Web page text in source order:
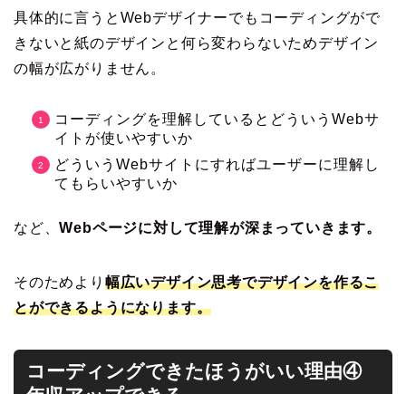
具体的に言うとWebデザイナーでもコーディングがで
きないと紙のデザインと何ら変わらないためデザイン
の幅が広がりません。
コーディングを理解しているとどういうWebサ
イトが使いやすいか
どういうWebサイトにすればユーザーに理解し
てもらいやすいか
など、Webページに対して理解が深まっていきます。
そのためより 幅広いデザイン思考でデザインを作るこ
とができるようになります。
コーディングできたほうがいい理由④